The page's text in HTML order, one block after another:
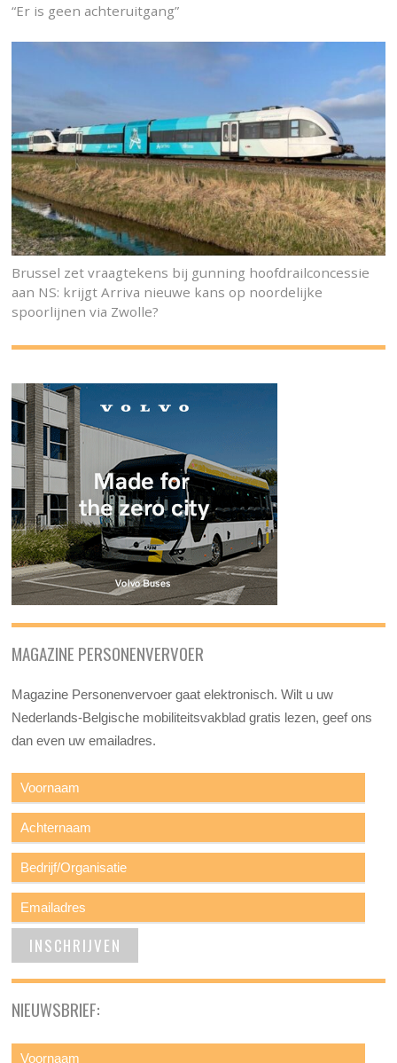
“Er is geen achteruitgang”
Brussel zet vraagtekens bij gunning hoofdrailconcessie
aan NS: krijgt Arriva nieuwe kans op noordelijke
spoorlijnen via Zwolle?
MAGAZINE PERSONENVERVOER
Magazine Personenvervoer gaat elektronisch. Wilt u uw
Nederlands-Belgische mobiliteitsvakblad gratis lezen, geef ons
dan even uw emailadres.
NIEUWSBRIEF: